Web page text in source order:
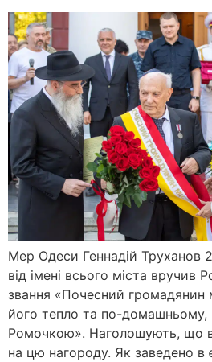
Мер Одеси Геннадій Труханов
від імені всього міста
звання «Почесний громадянин
його тепло та по-
Ромочкою». Наголошують, що
на цю нагороду. Як заведено в